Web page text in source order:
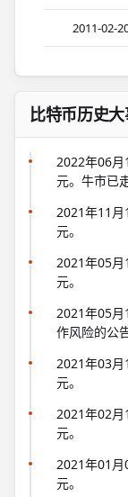
2011-02-
比特币历史
2022年06
元。牛市已
2021年11
元。
2021年05
元。
2021年05月
作风险的公
2021年03
元。
2021年02
元。
2021年01
元。